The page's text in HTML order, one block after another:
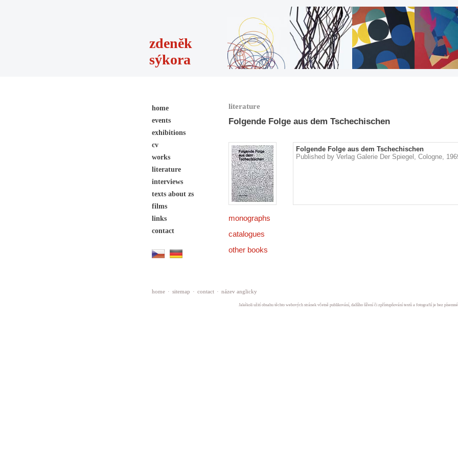
zdeněk
sýkora
home
events
exhibitions
cv
works
literature
interviews
texts about zs
films
links
contact
literature
Folgende Folge aus dem Tschechischen
Folgende Folge aus dem Tschechischen
Published by Verlag Galerie Der Spiegel, Cologne,
monographs
catalogues
other books
home · sitemap · contact · název anglicky
Jakékoli užití obsahu těchto webových stránek včetně publikování, dalšího šíření či zpřístupňování textů a fotografií je bez